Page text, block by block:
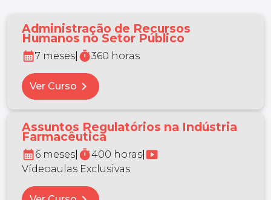
Administração de Recursos
Humanos no Setor Público
calendar_month7 meses timer360 horas
Ver Curso chevron_right
Assuntos Regulatórios na Indústria
Farmacêutica
calendar_month6 meses timer400 horas smart_display
Vídeoaulas Exclusivas